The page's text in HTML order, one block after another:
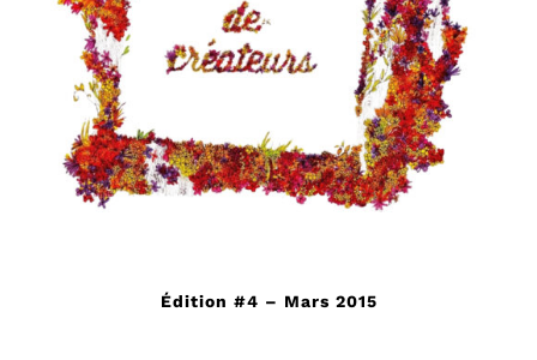
Édition #4 – Mars 2015